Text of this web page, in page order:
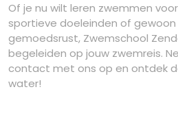
Of je nu wilt leren zwemmen
sportieve doeleinden of gewoon
gemoedsrust, Zwemschool
begeleiden op jouw zwemreis.
contact met ons op en ontdek
water!